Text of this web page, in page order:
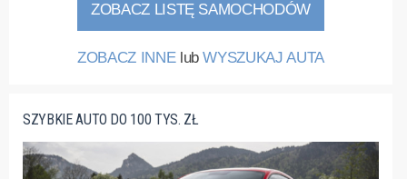
ZOBACZ LISTĘ SAMOCHODÓW
ZOBACZ INNElubWYSZUKAJ AUTA
SZYBKIE AUTO DO 100 TYS. ZŁ